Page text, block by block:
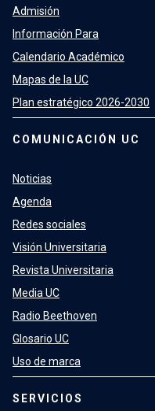
Admisión
Información Para
Calendario Académico
Mapas de la UC
Plan estratégico 2026-2030
COMUNICACIÓN UC
Noticias
Agenda
Redes sociales
Visión Universitaria
Revista Universitaria
Media UC
Radio Beethoven
Glosario UC
Uso de marca
SERVICIOS